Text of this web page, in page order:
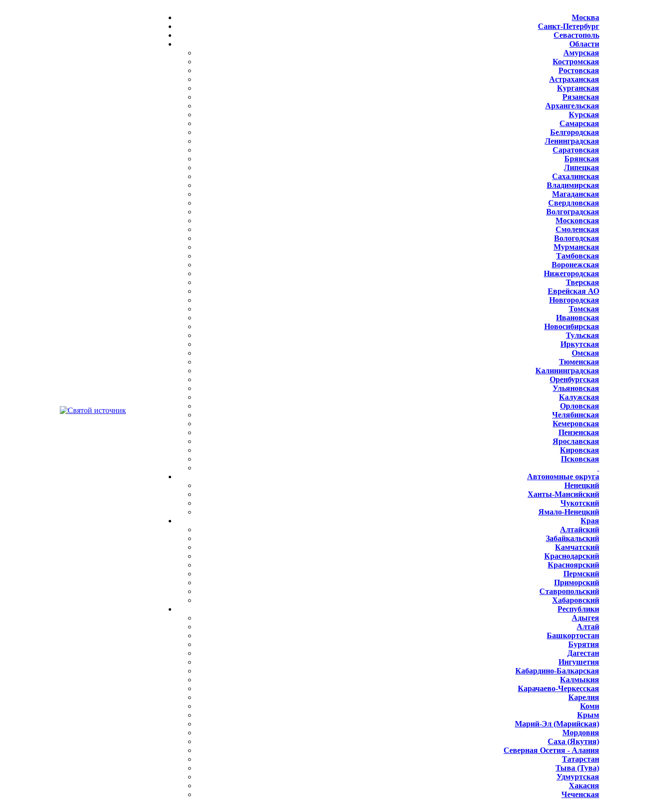
Москва
Санкт-Петербург
Севастополь
Области
Амурская
Костромская
Ростовская
Астраханская
Курганская
Рязанская
Архангельская
Курская
Самарская
Белгородская
Ленинградская
Саратовская
Брянская
Липецкая
Сахалинская
Владимирская
Магаданская
Свердловская
Волгоградская
Московская
Смоленская
Вологодская
Мурманская
Тамбовская
Воронежская
Нижегородская
Тверская
Еврейская АО
Новгородская
Томская
Ивановская
Новосибирская
Тульская
Иркутская
Омская
Тюменская
Калининградская
Оренбургская
Ульяновская
Калужская
Орловская
Челябинская
Кемеровская
Пензенская
Ярославская
Кировская
Псковская
Автономные округа
Ненецкий
Ханты-Мансийский
Чукотский
Ямало-Ненецкий
Края
Алтайский
Забайкальский
Камчатский
Краснодарский
Красноярский
Пермский
Приморский
Ставропольский
Хабаровский
Республики
Адыгея
Алтай
Башкортостан
Бурятия
Дагестан
Ингушетия
Кабардино-Балкарская
Калмыкия
Карачаево-Черкесская
Карелия
Коми
Крым
Марий-Эл (Марийская)
Мордовия
Саха (Якутия)
Северная Осетия - Алания
Татарстан
Тыва (Тува)
Удмуртская
Хакасия
Чеченская